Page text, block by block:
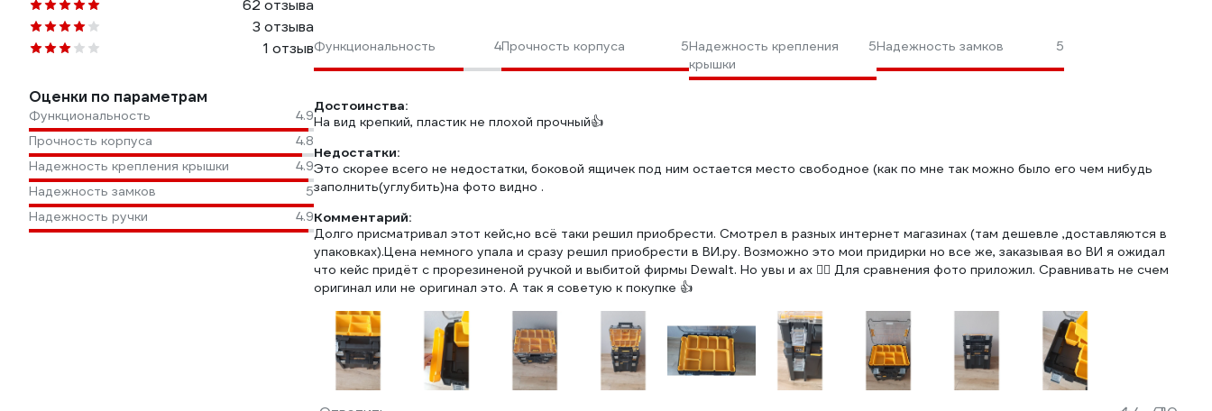
62 отзыва
3 отзыва
1 отзыв
Оценки по параметрам
Функциональность
4.9
Прочность корпуса
4.8
Надежность крепления крышки
4.9
Надежность замков
5
Надежность ручки
4.9
Функциональность 4Прочность корпуса 5Надежность крепления
крышки
5Надежность замков 5
Достоинства:
На вид крепкий, пластик не плохой прочный👍
Недостатки:
Это скорее всего не недостатки, боковой ящичек под ним остается место свободное (как по мне так можно было его чем нибудь
заполнить(углубить)на фото видно .
Комментарий:
Долго присматривал этот кейс,но всё таки решил приобрести. Смотрел в разных интернет магазинах (там дешевле ,доставляются в
упаковках).Цена немного упала и сразу решил приобрести в ВИ.ру. Возможно это мои придирки но все же, заказывая во ВИ я ожидал
что кейс придёт с прорезиненой ручкой и выбитой фирмы Dewalt. Но увы и ах 🤷‍♂️ Для сравнения фото приложил. Сравнивать не счем
оригинал или не оригинал это. А так я советую к покупке 👍